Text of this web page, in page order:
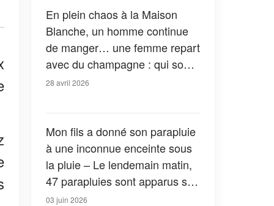
En plein chaos à la Maison
Blanche, un homme continue
de manger… une femme repart
avec du champagne : qui sont
ces invités imperturbables ?
28 avril 2026
Mon fils a donné son parapluie
à une inconnue enceinte sous
la pluie – Le lendemain matin,
47 parapluies sont apparus sur
notre pelouse, chacun
03 juin 2026